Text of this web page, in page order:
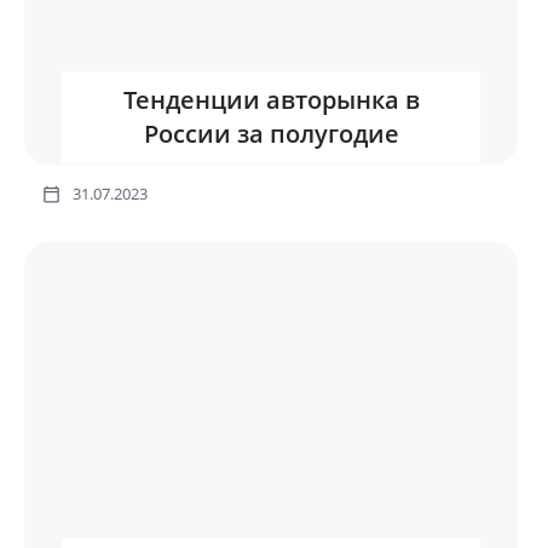
Тенденции авторынка в
России за полугодие
31.07.2023